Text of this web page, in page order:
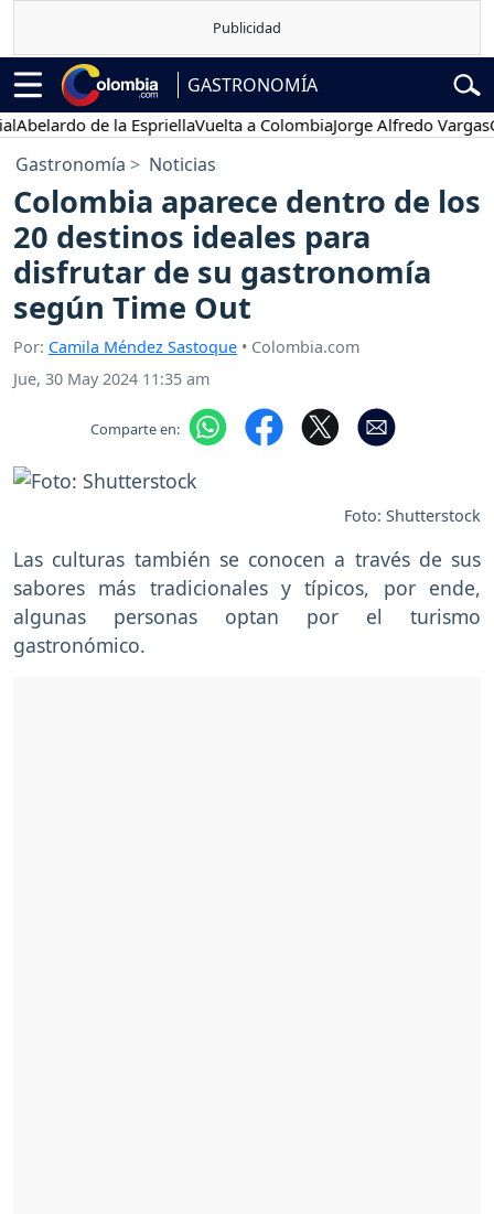
GASTRONOMÍA
de la EspriellaVuelta a ColombiaJorge Alfredo Vargas
Gastronomía Noticias
Colombia aparece dentro de los
20 destinos ideales para
disfrutar de su gastronomía
según Time Out
Por: Camila Méndez Sastoque • Colombia.com
Jue, 30 May 2024 11:35 am
Comparte en:
Foto: Shutterstock
Las culturas también se conocen a través de sus
sabores más tradicionales y típicos, por ende,
algunas personas optan por el turismo
gastronómico.